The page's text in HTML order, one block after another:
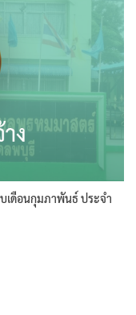
เดือนกุมภาพันธ์ ประจำ